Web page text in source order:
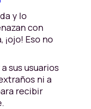
y lo
con
¡ojo! Eso no
sus usuarios
ni a
recibir